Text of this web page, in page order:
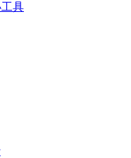
具